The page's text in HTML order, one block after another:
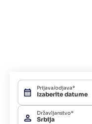
Prijava/odjava*
Državljanstvo*
Srbija